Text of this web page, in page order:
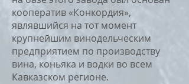
кооператив «Конкордия»,
являвшийся на тот момент
крупнейшим винодельческим
предприятием по производству
вина, коньяка и водки во всем
Кавказском регионе.